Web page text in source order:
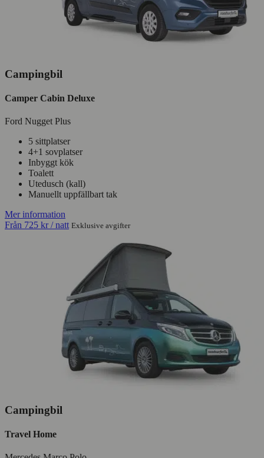
Campingbil
Camper Cabin Deluxe
Ford Nugget Plus
5 sittplatser
4+1 sovplatser
Inbyggt kök
Toalett
Utedusch (kall)
Manuellt uppfällbart tak
Mer information
Från 725 kr / natt Exklusive avgifter
Campingbil
Travel Home